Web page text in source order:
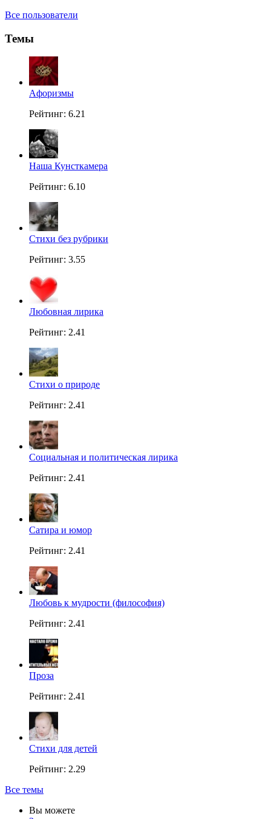
Все пользователи
Темы
Aфоризмы
Рейтинг: 6.21
Наша Кунсткамера
Рейтинг: 6.10
Стихи без рубрики
Рейтинг: 3.55
Любовная лирика
Рейтинг: 2.41
Стихи о природе
Рейтинг: 2.41
Социальная и политическая лирика
Рейтинг: 2.41
Сатира и юмор
Рейтинг: 2.41
Любовь к мудрости (философия)
Рейтинг: 2.41
Проза
Рейтинг: 2.41
Стихи для детей
Рейтинг: 2.29
Все темы
Вы можете